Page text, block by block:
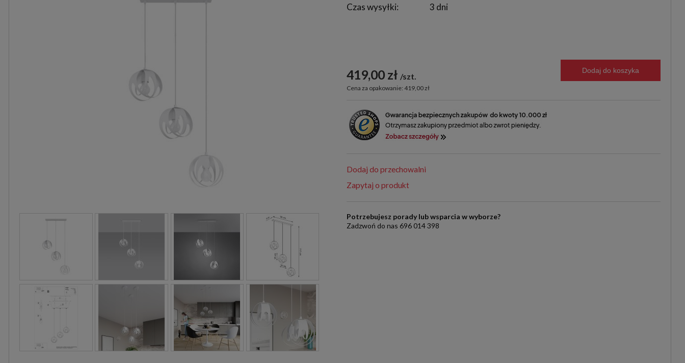
Czas wysyłki:
3 dni
419,00 zł szt.
Cena za opakowanie: 419,00 zł
Dodaj do koszyka
Dodaj do przechowalni
Zapytaj o produkt
Potrzebujesz porady lub wsparcia w wyborze?
Zadzwoń do nas 696 014 398